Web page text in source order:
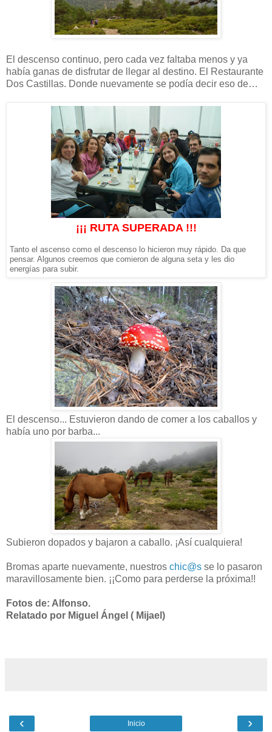
El descenso continuo, pero cada vez faltaba menos y ya
había ganas de disfrutar de llegar al destino. El Restaurante
Dos Castillas. Donde nuevamente se podía decir eso de…
¡¡¡ RUTA SUPERADA !!!
Tanto el ascenso como el descenso lo hicieron muy rápido. Da que
pensar. Algunos creemos que comieron de alguna seta y les dio
energías para subir.
El descenso... Estuvieron dando de comer a los caballos y
había uno por barba...
Subieron dopados y bajaron a caballo. ¡Así cualquiera!
Bromas aparte nuevamente, nuestros chic@s se lo pasaron
maravillosamente bien. ¡¡Como para perderse la próxima!!
Fotos de: Alfonso.
Relatado por Miguel Ángel ( Mijael)
‹ ›
Inicio